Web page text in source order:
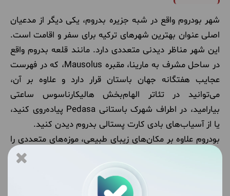
شهر بودروم واقع در شبه جزیره بدروم، یکی دیگر از مدعیان
اصلی عنوان بهترین شهرهای ترکیه برای سفر و اقامت است.
این شهر مناظر دیدنی متعددی دارد. مانند قلعه بدروم واقع
در ساحل مشرف به مارینا، مقبره Mausolus، که در فهرست
عجایب هفتگانه جهان باستان قرار دارد و علاوه بر آن،
می‌توانید در تئاتر الهام‌بخش هالیکارناسوس ساعتی
بیارامید، در اطراف شهرک باستانی Pedasa پیاده‌روی کنید،
یا از آسیاب‌های بادی کارت پستالی بدروم دیدن کنید.
بودروم علاوه بر مکان‌های زیبای طبیعی، موزه‌های متعددی را
نیز در خود جای داده است که ارزش توریستی بالایی دارند.
برخی از آنها عبارتند از: موزه باستان شناسی زیر آب بدروم،
موزه دریایی، و موزه هنرهای زکی مورن. می‌توانید بعد از یک